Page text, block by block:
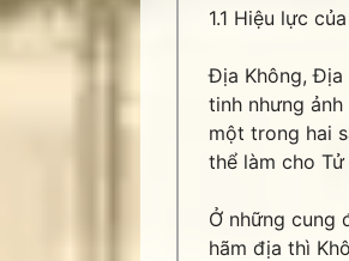
1.1 Hiệu lực
Địa Không, Địa
tinh nhưng
một trong hai
thể làm cho
Ở những cung
hãm địa thì